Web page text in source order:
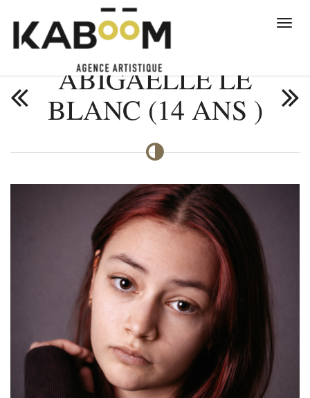
ABIGAELLE LE
BLANC (14 ANS )